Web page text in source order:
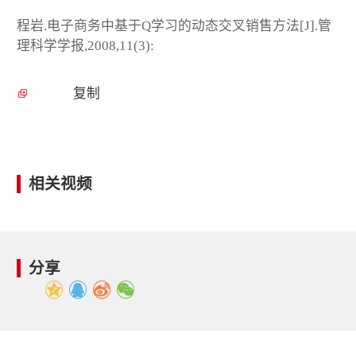
程岩.电子商务中基于Q学习的动态交叉销售方法[J].管
理科学学报,2008,11(3):
复制
相关视频
分享